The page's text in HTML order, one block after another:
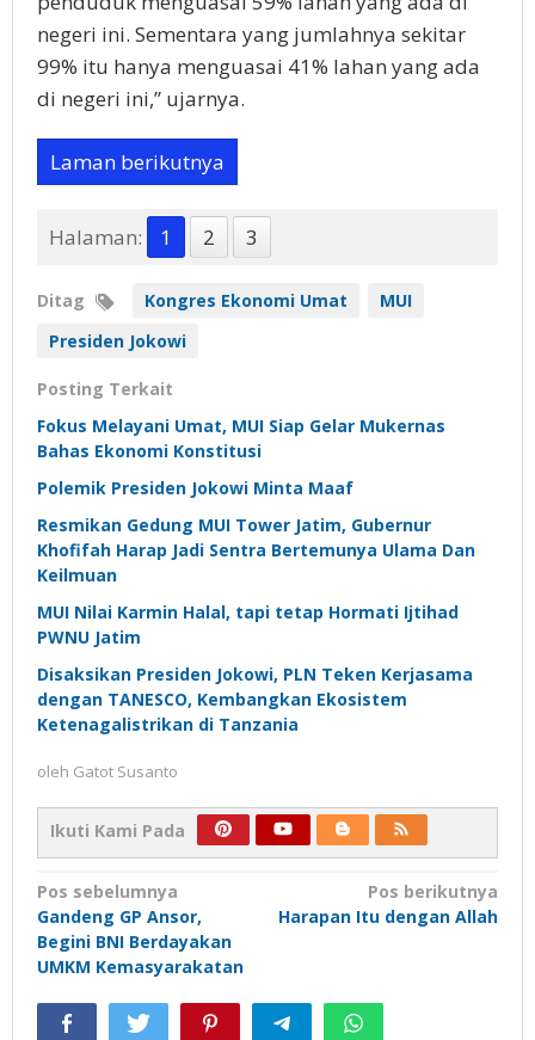
negeri ini. Sementara yang jumlahnya sekitar
99% itu hanya menguasai 41% lahan yang ada
di negeri ini,” ujarnya.
Laman berikutnya
Halaman: 1 2 3
Ditag Kongres Ekonomi Umat
MUI
Presiden Jokowi
Posting Terkait
Fokus Melayani Umat, MUI Siap Gelar Mukernas
Bahas Ekonomi Konstitusi
Polemik Presiden Jokowi Minta Maaf
Resmikan Gedung MUI Tower Jatim, Gubernur
Khofifah Harap Jadi Sentra Bertemunya Ulama Dan
Keilmuan
MUI Nilai Karmin Halal, tapi tetap Hormati Ijtihad
PWNU Jatim
Disaksikan Presiden Jokowi, PLN Teken Kerjasama
dengan TANESCO, Kembangkan Ekosistem
Ketenagalistrikan di Tanzania
oleh Gatot Susanto
Ikuti Kami Pada
Navigasi
pos
Pos sebelumnya
Gandeng GP Ansor,
Begini BNI Berdayakan
UMKM Kemasyarakatan
Pos berikutnya
Harapan Itu dengan Allah